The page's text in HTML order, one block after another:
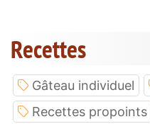
Recettes
Gâteau individuel
Recettes propoints